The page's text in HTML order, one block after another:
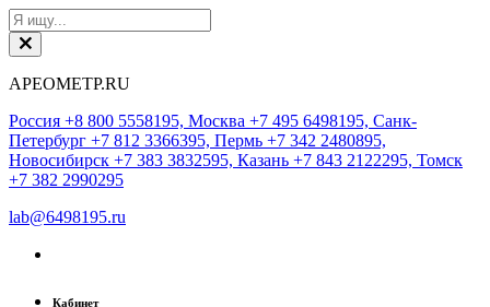
АРЕОМЕТР.RU
Россия +8 800 5558195, Москва +7 495 6498195, Санк-
Петербург +7 812 3366395, Пермь +7 342 2480895,
Новосибирск +7 383 3832595, Казань +7 843 2122295, Томск
+7 382 2990295
lab@6498195.ru
Кабинет